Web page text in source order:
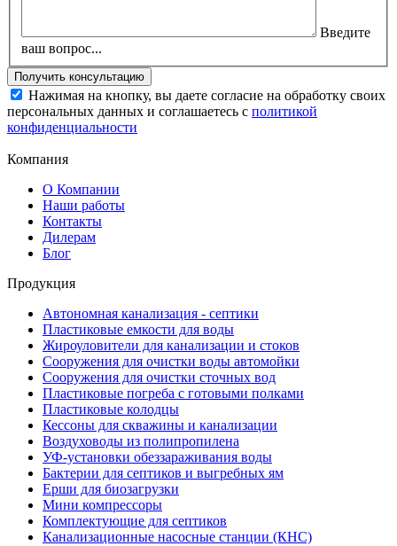
Введите
ваш вопрос...
Нажимая на кнопку, вы даете согласие на обработку своих
персональных данных и соглашаетесь с политикой
конфиденциальности
Компания
О Компании
Наши работы
Контакты
Дилерам
Блог
Продукция
Автономная канализация - септики
Пластиковые емкости для воды
Жироуловители для канализации и стоков
Сооружения для очистки воды автомойки
Сооружения для очистки сточных вод
Пластиковые погреба с готовыми полками
Пластиковые колодцы
Кессоны для скважины и канализации
Воздуховоды из полипропилена
УФ-установки обеззараживания воды
Бактерии для септиков и выгребных ям
Ерши для биозагрузки
Мини компрессоры
Комплектующие для септиков
Канализационные насосные станции (КНС)